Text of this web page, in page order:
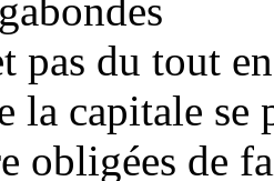
pas du tout
la capitale
obligées de